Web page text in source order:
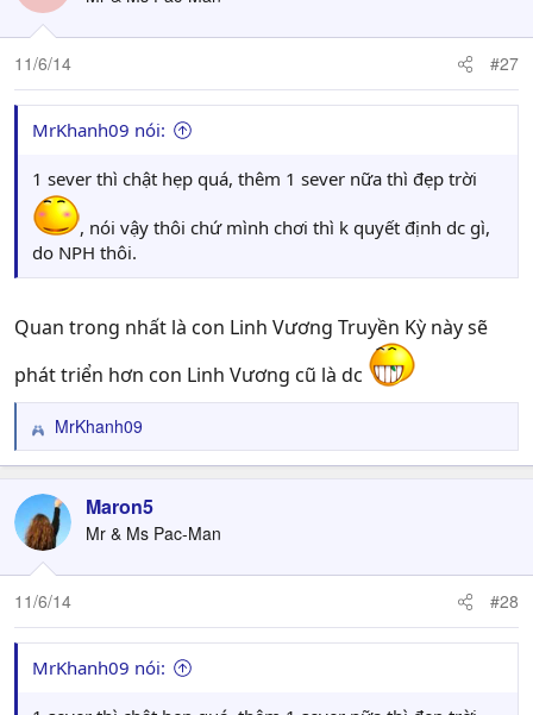
i
o
n
:
11/6/14 #27
MrKhanh09 nói:
1 sever thì chật hẹp quá, thêm 1 sever nữa thì đẹp trời
, nói vậy thôi chứ mình chơi thì k quyết định dc gì,
do NPH thôi.
Quan trong nhất là con Linh Vương Truyền Kỳ này sẽ
phát triển hơn con Linh Vương cũ là dc
R
e
c
t
i
o
n
:
MrKhanh09
Maron5
Mr & Ms Pac-Man
11/6/14 #28
MrKhanh09 nói: